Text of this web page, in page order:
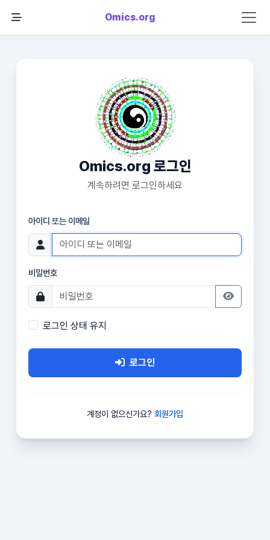
Omics.org
Omics.org 로그인
계속하려면 로그인하세요
아이디 또는 이메일
비밀번호
로그인 상태 유지
로그인
계정이 없으신가요? 회원가입